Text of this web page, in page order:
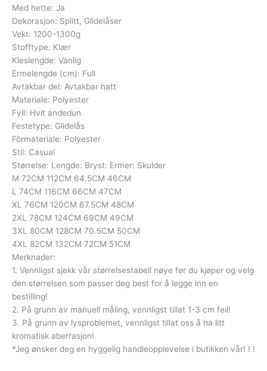
Med hette: Ja
Dekorasjon: Splitt, Glidelåser
Vekt: 1200-1300g
Stofftype: Klær
Kleslengde: Vanlig
Ermelengde (cm): Full
Avtakbar del: Avtakbar hatt
Materiale: Polyester
Fyll: Hvit andedun
Festetype: Glidelås
Fôrmateriale: Polyester
Stil: Casual
Størrelse: Lengde: Bryst: Ermer: Skulder
M 72CM 112CM 64.5CM 46CM
L 74CM 116CM 66CM 47CM
XL 76CM 120CM 67.5CM 48CM
2XL 78CM 124CM 69CM 49CM
3XL 80CM 128CM 70.5CM 50CM
4XL 82CM 132CM 72CM 51CM
Merknader:
1. Vennligst sjekk vår størrelsestabell nøye før du kjøper og velg
den størrelsen som passer deg best for å legge inn en
bestilling!
2. På grunn av manuell måling, vennligst tillat 1-3 cm feil!
3. På grunn av lysproblemet, vennligst tillat oss å ha litt
kromatisk aberrasjon!
*Jeg ønsker deg en hyggelig handleopplevelse i butikken vår! ! !